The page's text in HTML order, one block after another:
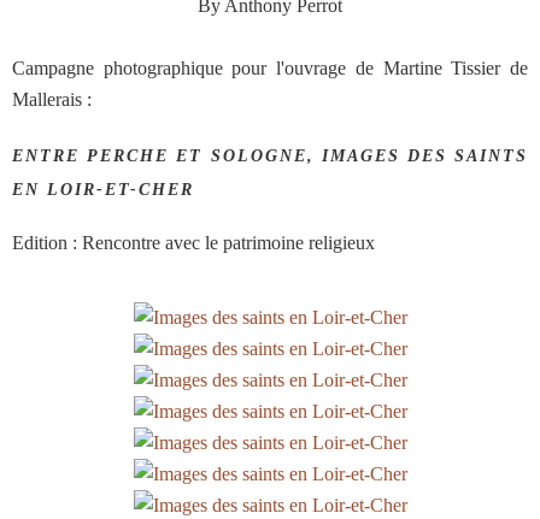
By Anthony Perrot
Campagne photographique pour l'ouvrage de Martine Tissier de
Mallerais :
ENTRE PERCHE ET SOLOGNE, IMAGES DES SAINTS
EN LOIR-ET-CHER
Edition : Rencontre avec le patrimoine religieux